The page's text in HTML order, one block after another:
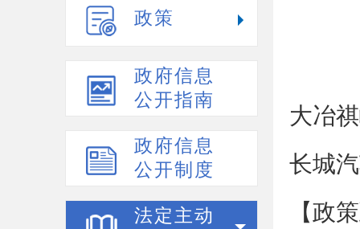
政策
政府信息
公开指南
政府信息
公开制度
法定主动
大冶
长城
【政